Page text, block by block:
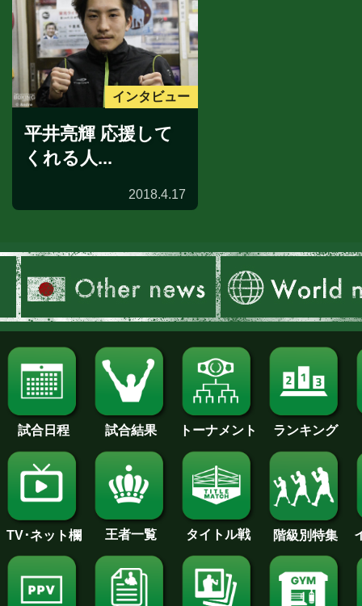
インタビュー
平井亮輝 応援して
くれる人...
2018.4.17
試合日程 試合結果 トーナメント ランキング
TV･ネット欄 王者一覧 タイトル戦 階級別特集